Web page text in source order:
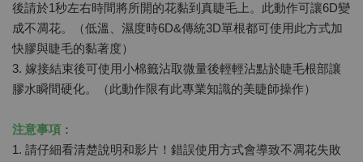
後請於1秒左右時間將所開的花黏到真睫毛上。此動作可讓6D變
成不凋花。（低溫、濕度時6D&傳統3D單根都可使用此方式加
快膠與睫毛的黏著度）
3. 嫁接結束後可使用小棉籤沾取微量後輕輕沾點於睫毛根部讓
膠水瞬間硬化。（此動作限有此專業知識的美睫師操作）
注意事項 ：
1. 請仔細看清楚說明和影片！錯誤使用方式會導致不凋花失敗